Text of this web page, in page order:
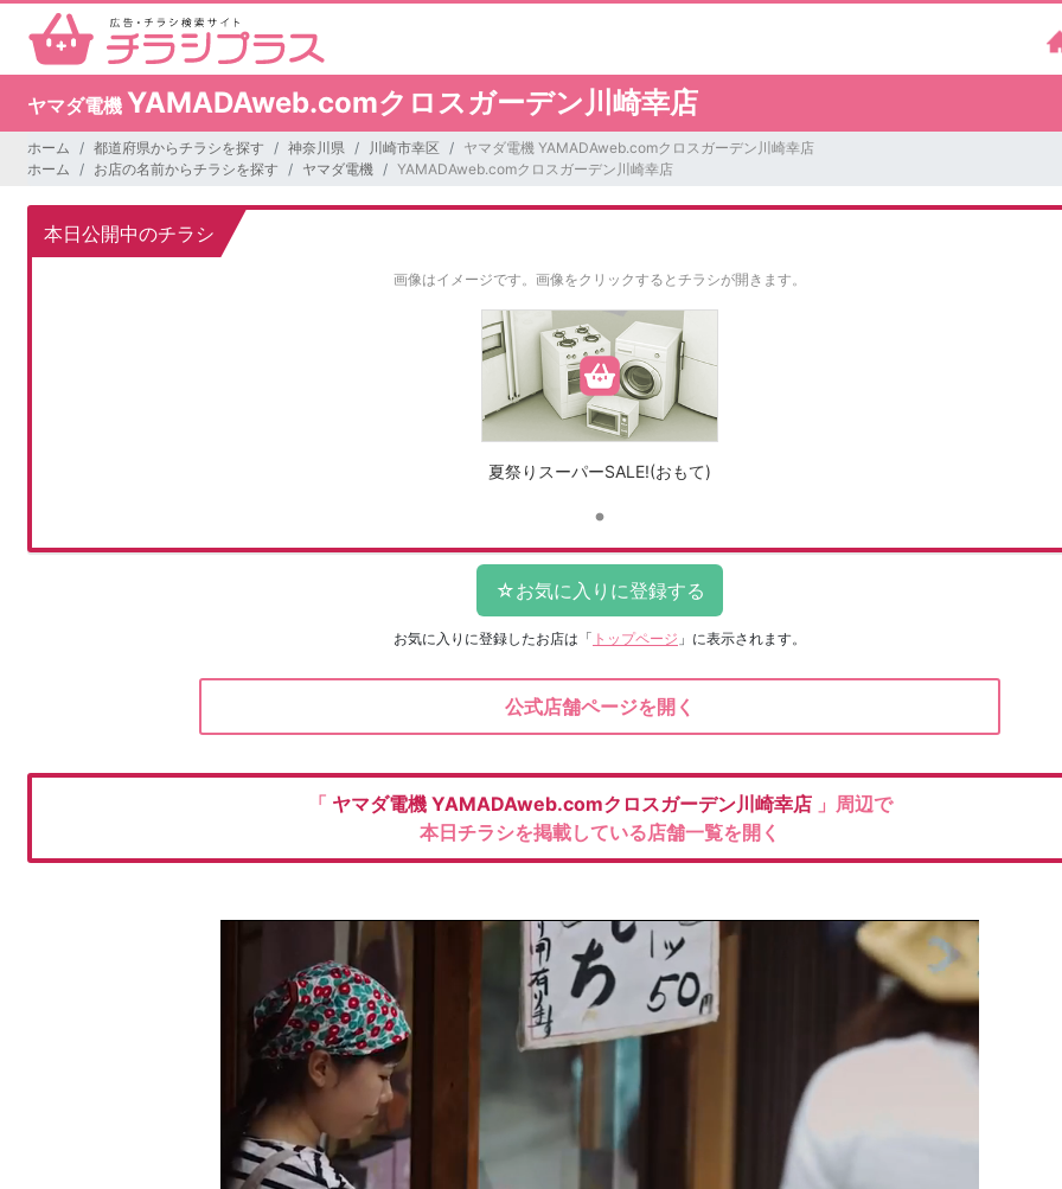
ヤマダ電機 YAMADAweb.comクロスガーデン川崎幸店
ホーム 都道府県からチラシを探す 神奈川県 川崎市幸区
ヤマダ電機 YAMADAweb.comクロスガーデン川崎幸店
ホーム
お店の名前からチラシを探す ヤマダ電機 YAMADAweb.comクロスガーデン川崎幸店
本日公開中のチラシ
画像はイメージです。 画像をクリックするとチラシが開きます。
夏祭りスーパーSALE!(おもて)
お気に入りに登録したお店は 「 トップページ 」に表示されます。
公式店舗ページを開く
「 ヤマダ電機 YAMADAweb.comクロスガーデン川崎幸店 」周辺で
本日チラシを掲載している店舗一覧を開く